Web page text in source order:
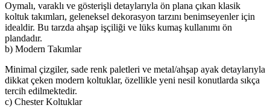
Oymalı, varaklı ve gösterişli detaylarıyla ön plana çıkan klasik
koltuk takımları, geleneksel dekorasyon tarzını benimseyenler için
idealdir. Bu tarzda ahşap işçiliği ve lüks kumaş kullanımı ön
plandadır.
b) Modern Takımlar
Minimal çizgiler, sade renk paletleri ve metal/ahşap ayak detaylarıyla
dikkat çeken modern koltuklar, özellikle yeni nesil konutlarda sıkça
tercih edilmektedir.
c) Chester Koltuklar